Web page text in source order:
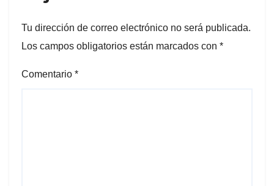
Tu dirección de correo electrónico no será publicada.
Los campos obligatorios están marcados con *
Comentario *